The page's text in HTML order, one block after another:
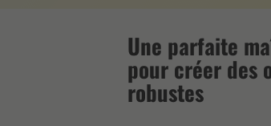
Une parfaite
pour créer des
robustes